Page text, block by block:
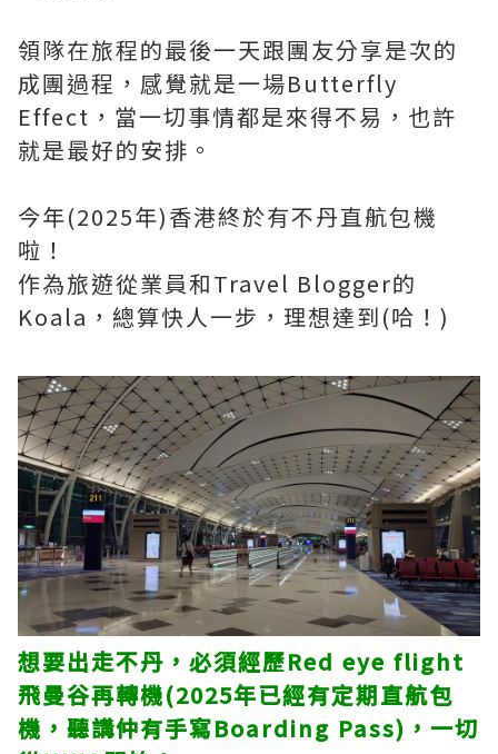
領隊在旅程的最後一天跟團友分享是次的
成團過程，感覺就是一場Butterfly
Effect，當一切事情都是來得不易，也許
就是最好的安排。
今年(2025年)香港終於有不丹直航包機
啦！
作為旅遊從業員和Travel Blogger的
Koala，總算快人一步，理想達到(哈！)
想要出走不丹，必須經歷Red eye flight
飛曼谷再轉機(2025年已經有定期直航包
機，聽講仲有手寫Boarding Pass)，一切